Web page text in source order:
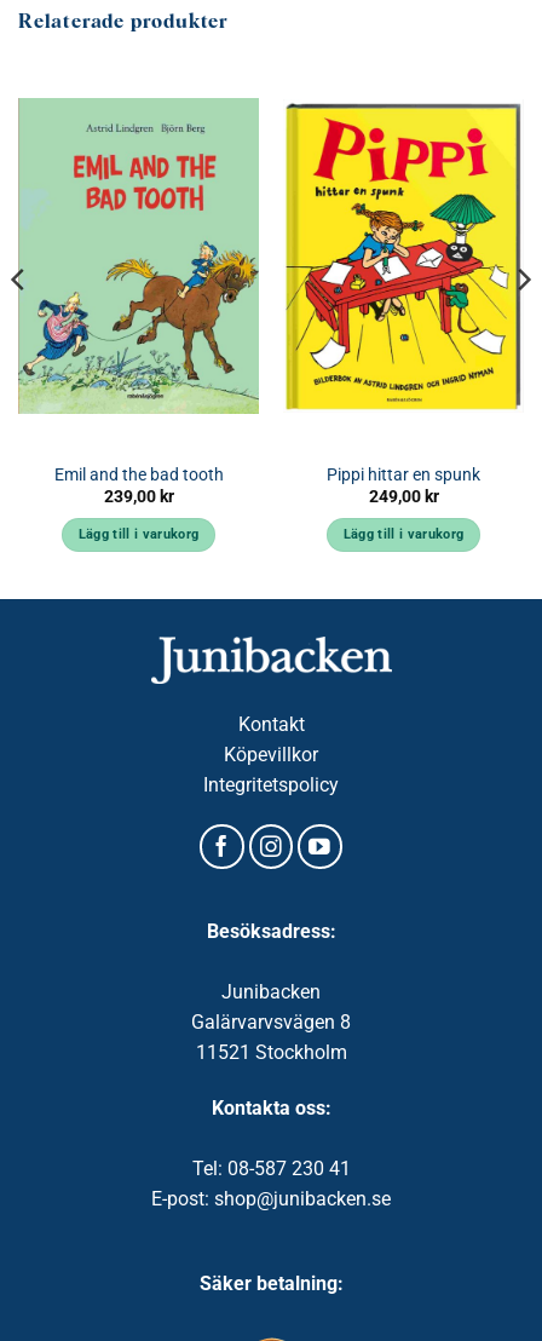
Relaterade produkter
Emil and the bad tooth
239,00 kr
Lägg till i varukorg
Pippi hittar en spunk
249,00 kr
Lägg till i varukorg
Kontakt
Köpevillkor
Integritetspolicy
Besöksadress:
Junibacken
Galärvarvsvägen 8
11521 Stockholm
Kontakta oss:
Tel: 08-587 230 41
E-post: shop@junibacken.se
Säker betalning: